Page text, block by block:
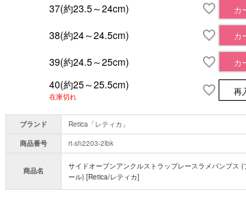
37(約23.5～24cm) カ
38(約24～24.5cm) カ
39(約24.5～25cm) カ
40(約25～25.5cm)
在庫切れ
再
ブランド
Retica「レティカ」
商品番号
rt-sh2203-2lbk
商品名
サイドオープンアンクルストラップレースラメパンプス (
ール) [Retica/レティカ]